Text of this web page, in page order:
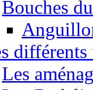
Bouches
différents
Les